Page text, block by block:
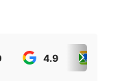
4.9